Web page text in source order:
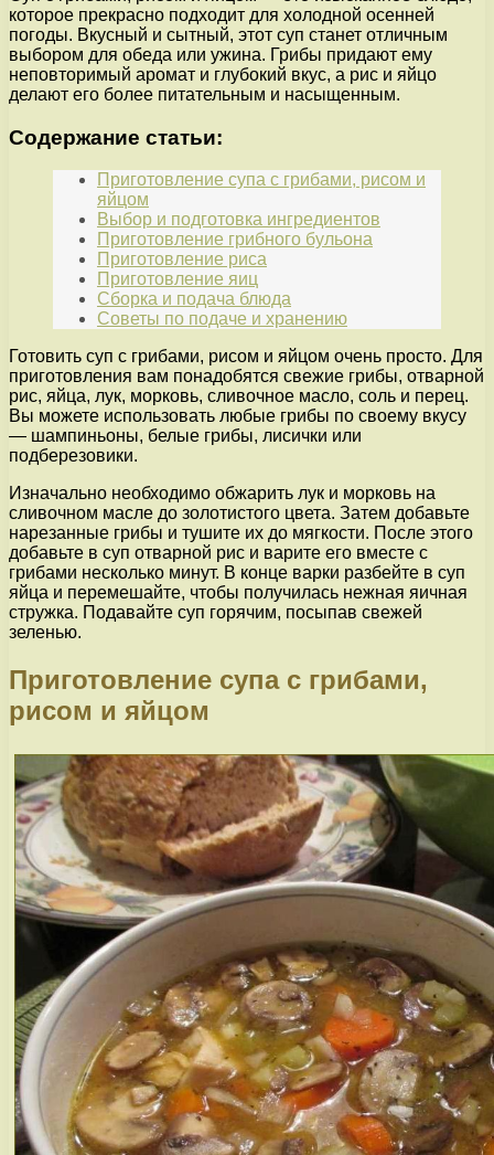
которое прекрасно подходит для холодной осенней
погоды. Вкусный и сытный, этот суп станет отличным
выбором для обеда или ужина. Грибы придают ему
неповторимый аромат и глубокий вкус, а рис и яйцо
делают его более питательным и насыщенным.
Содержание статьи:
Приготовление супа с грибами, рисом и
яйцом
Выбор и подготовка ингредиентов
Приготовление грибного бульона
Приготовление риса
Приготовление яиц
Сборка и подача блюда
Советы по подаче и хранению
Готовить суп с грибами, рисом и яйцом очень просто. Для
приготовления вам понадобятся свежие грибы, отварной
рис, яйца, лук, морковь, сливочное масло, соль и перец.
Вы можете использовать любые грибы по своему вкусу
— шампиньоны, белые грибы, лисички или
подберезовики.
Изначально необходимо обжарить лук и морковь на
сливочном масле до золотистого цвета. Затем добавьте
нарезанные грибы и тушите их до мягкости. После этого
добавьте в суп отварной рис и варите его вместе с
грибами несколько минут. В конце варки разбейте в суп
яйца и перемешайте, чтобы получилась нежная яичная
стружка. Подавайте суп горячим, посыпав свежей
зеленью.
Приготовление супа с грибами,
рисом и яйцом